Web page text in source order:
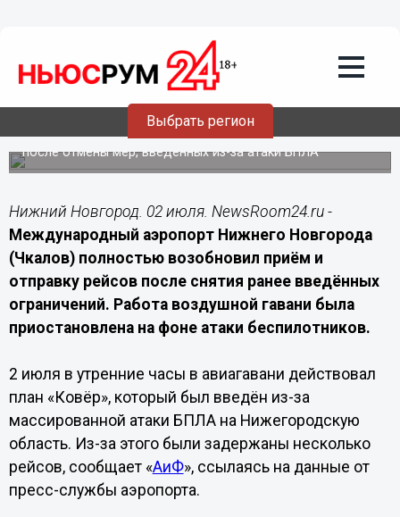
Выбрать регион
В аэропорту Нижнего Новгорода сняли
ограничения после атаки
беспилотников
Воздушная гавань вернулась к штатному режиму работы
после отмены мер, введённых из-за атаки БПЛА
Нижний Новгород. 02 июля. NewsRoom24.ru -
Международный аэропорт Нижнего Новгорода
(Чкалов) полностью возобновил приём и
отправку рейсов после снятия ранее введённых
ограничений. Работа воздушной гавани была
приостановлена на фоне атаки беспилотников.
2 июля в утренние часы в авиагавани действовал
план «Ковёр», который был введён из-за
массированной атаки БПЛА на Нижегородскую
область. Из-за этого были задержаны несколько
рейсов, сообщает «АиФ», ссылаясь на данные от
пресс-службы аэропорта.